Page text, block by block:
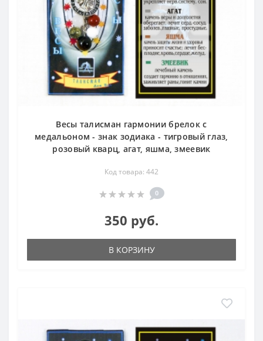
Весы талисман гармонии брелок с
медальоном - знак зодиака - тигровый глаз,
розовый кварц, агат, яшма, змеевик
Код товара: 442
0
350 руб.
В КОРЗИНУ